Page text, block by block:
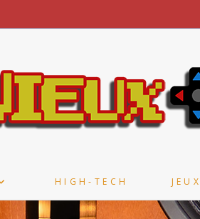
HIGH-TECH